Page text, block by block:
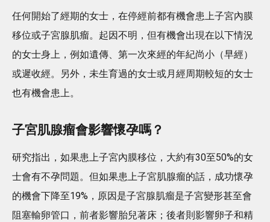
任何開始了經期的女士，在停經前都有機會患上子宮內膜
移位或子宮腺肌瘤。起因不明，但有機會出現在以下情況
的女士身上，例如遺傳、第一次來經的年紀尚小（早經）
或遲收經。另外，未生育過的女士或月經周期較短的女士
也有機會患上。
子宮肌腺瘤會影響懷孕嗎？
研究指出，如果患上子宮內膜移位，大約有30至50%的女
士會有不孕問題。但如果患上子宮肌腺瘤的話，成功懷孕
的機會下降至19%，原因是子宮腺肌瘤是子宮變形甚至會
阻塞輸卵管口，前者影響胎兒著床；後者則影響卵子和精